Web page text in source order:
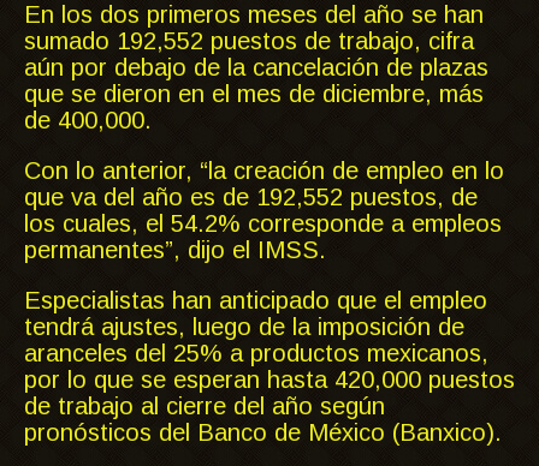
En los dos primeros meses del año se han
sumado 192,552 puestos de trabajo, cifra
aún por debajo de la cancelación de plazas
que se dieron en el mes de diciembre, más
de 400,000.
Con lo anterior, “la creación de empleo en lo
que va del año es de 192,552 puestos, de
los cuales, el 54.2% corresponde a empleos
permanentes”, dijo el IMSS.
Especialistas han anticipado que el empleo
tendrá ajustes, luego de la imposición de
aranceles del 25% a productos mexicanos,
por lo que se esperan hasta 420,000 puestos
de trabajo al cierre del año según
pronósticos del Banco de México (Banxico).